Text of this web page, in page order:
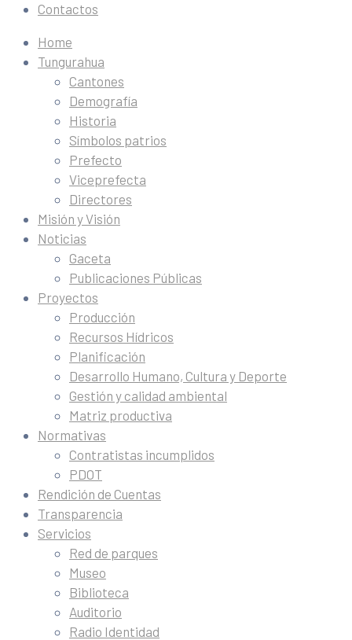
Contactos
Home
Tungurahua
Cantones
Demografía
Historia
Símbolos patrios
Prefecto
Viceprefecta
Directores
Misión y Visión
Noticias
Gaceta
Publicaciones Públicas
Proyectos
Producción
Recursos Hídricos
Planificación
Desarrollo Humano, Cultura y Deporte
Gestión y calidad ambiental
Matriz productiva
Normativas
Contratistas incumplidos
PDOT
Rendición de Cuentas
Transparencia
Servicios
Red de parques
Museo
Biblioteca
Auditorio
Radio Identidad